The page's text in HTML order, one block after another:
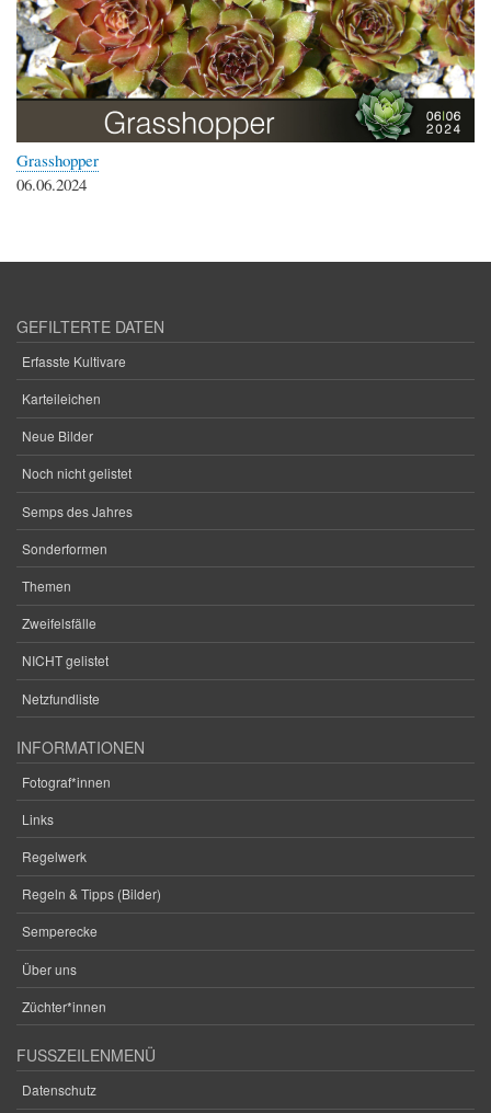
Grasshopper
06.06.2024
GEFILTERTE DATEN
Erfasste Kultivare
Karteileichen
Neue Bilder
Noch nicht gelistet
Semps des Jahres
Sonderformen
Themen
Zweifelsfälle
NICHT gelistet
Netzfundliste
INFORMATIONEN
Fotograf*innen
Links
Regelwerk
Regeln & Tipps (Bilder)
Semperecke
Über uns
Züchter*innen
FUSSZEILENMENÜ
Datenschutz